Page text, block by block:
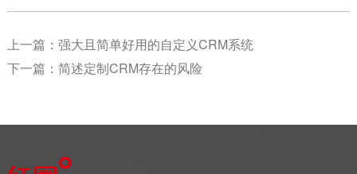
上一篇： 强大且简单好用的自定义CRM系统
下一篇： 简述定制CRM存在的风险